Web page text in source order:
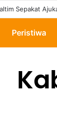
Sepakat
Peristiwa